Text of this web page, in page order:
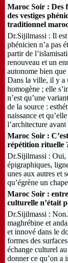
Maroc Soir : Des
des vestiges
traditionnel
Dr.Sijilmassi : Il
phénicien n’a pas
partir de
renouveau et un
autonome bien que
Dans la ville, il y a
homogène ; elle
n’est qu’une
de la source :
naissance et
l’architecture
Maroc Soir :
répétition rituelle
Dr.Sijilmassi : Oui,
épigraphiques,
unes aux autres et
qu’égrène un
Maroc Soir :
culturelle n’était
Dr.Sijilmassi :
maghrébine et
et innové dans le
formes des
échange culturel
donner ce qu’on a